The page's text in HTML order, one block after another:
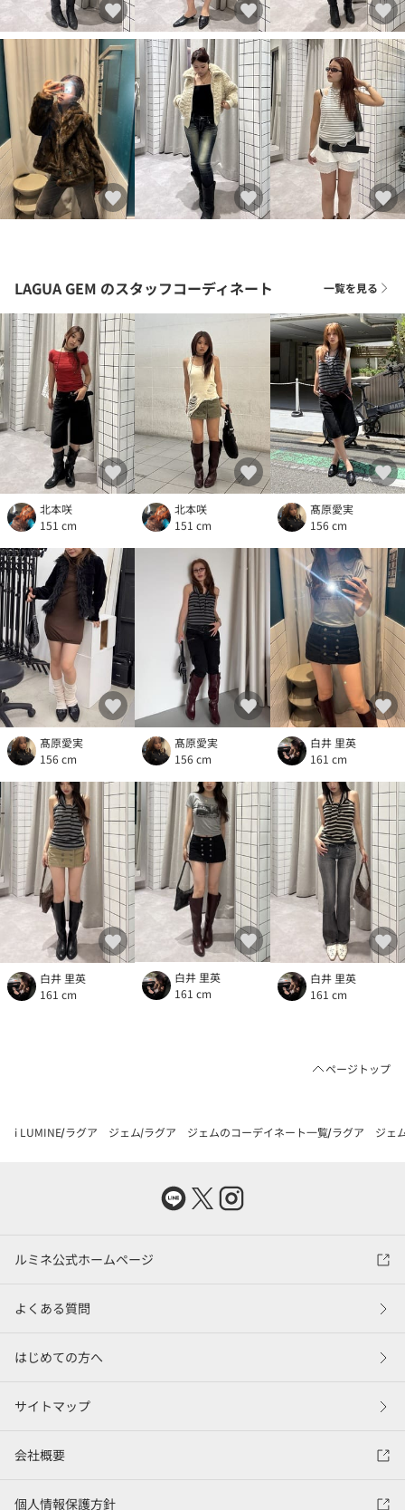
LAGUA GEM のスタッフコーディネート 一覧を見る
北本咲
151 cm
北本咲
151 cm
髙原愛実
156 cm
髙原愛実
156 cm
髙原愛実
156 cm
白井 里英
161 cm
白井 里英
161 cm
白井 里英
161 cm
白井 里英
161 cm
ページトップ
i LUMINE ラグア ジェム ラグア ジェムのコーデイネート一覧 ラグア ジェ
ルミネ公式ホームページ
よくある質問
はじめての方へ
サイトマップ
会社概要
個人情報保護方針